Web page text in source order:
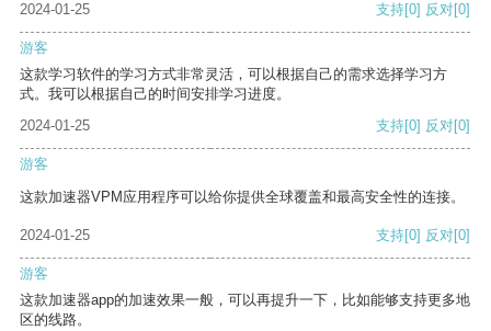
2024-01-25 支持[0] 反对[0]
游客
这款学习软件的学习方式非常灵活，可以根据自己的需求选择学习方
式。我可以根据自己的时间安排学习进度。
2024-01-25
支持[0] 反对[0]
游客
这款加速器VPM应用程序可以给你提供全球覆盖和最高安全性的连接。
2024-01-25 支持[0] 反对[0]
游客
这款加速器app的加速效果一般，可以再提升一下，比如能够支持更多地
区的线路。